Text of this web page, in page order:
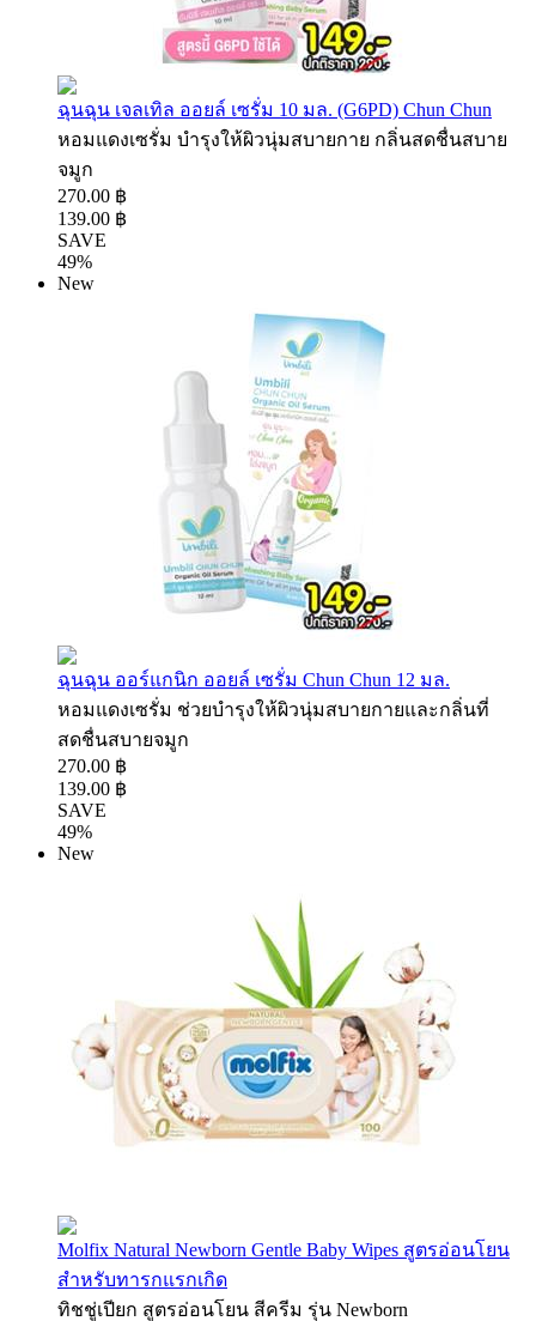
ฉุนฉุน เจลเทิล ออยล์ เซรั่ม 10 มล. (G6PD) Chun Chun
หอมแดงเซรั่ม บำรุงให้ผิวนุ่มสบายกาย กลิ่นสดชื่นสบาย
จมูก
270.00 ฿
139.00 ฿
SAVE
49%
New
ฉุนฉุน ออร์แกนิก ออยล์ เซรั่ม Chun Chun 12 มล.
หอมแดงเซรั่ม ช่วยบำรุงให้ผิวนุ่มสบายกายและกลิ่นที่
สดชื่นสบายจมูก
270.00 ฿
139.00 ฿
SAVE
49%
New
Molfix Natural Newborn Gentle Baby Wipes สูตรอ่อนโยน
สำหรับทารกแรกเกิด
ทิชชู่เปียก สูตรอ่อนโยน สีครีม รุ่น Newborn